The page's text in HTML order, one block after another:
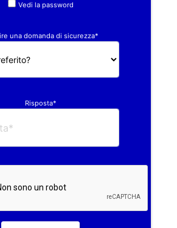
Vedi la password
una domanda di sicurezza*
Risposta*